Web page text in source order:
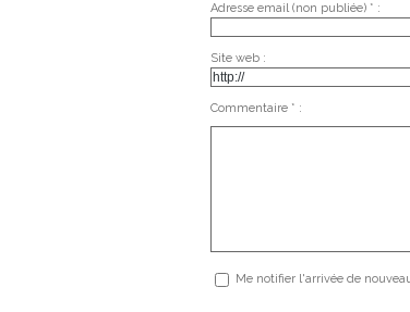
Adresse email (non publiée) * :
Site web :
Commentaire * :
Me notifier l'arrivée de